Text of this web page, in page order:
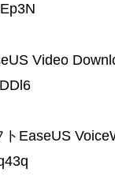
Video
EaseUS